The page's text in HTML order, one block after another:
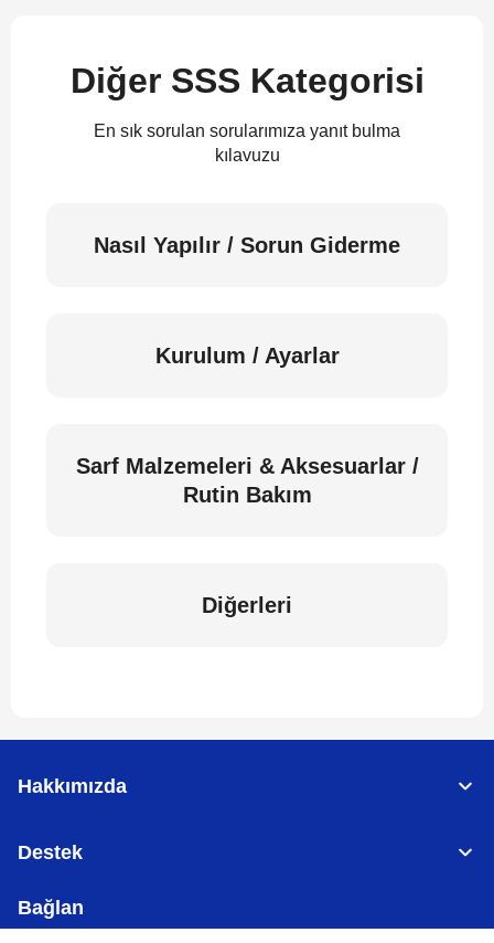
Diğer SSS Kategorisi
En sık sorulan sorularımıza yanıt bulma
kılavuzu
Nasıl Yapılır / Sorun Giderme
Kurulum / Ayarlar
Sarf Malzemeleri & Aksesuarlar /
Rutin Bakım
Diğerleri
Hakkımızda
Destek
Bağlan